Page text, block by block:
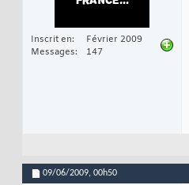
Inscrit en
Février 2009
Messages
147
09/06/2009, 00h50